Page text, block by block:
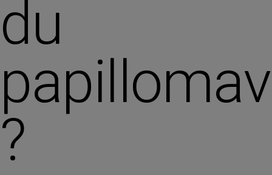
du
?